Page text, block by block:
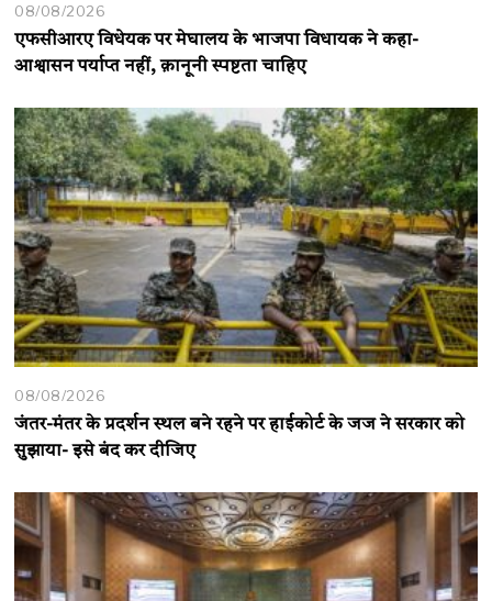
08/08/2026
एफसीआरए विधेयक पर मेघालय के भाजपा विधायक ने कहा-
आश्वासन पर्याप्त नहीं, क़ानूनी स्पष्टता चाहिए
08/08/2026
जंतर-मंतर के प्रदर्शन स्थल बने रहने पर हाईकोर्ट के जज ने सरकार को
सुझाया- इसे बंद कर दीजिए